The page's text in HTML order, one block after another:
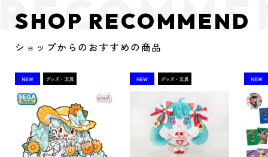
SHOP RECOMMEND
ショップからのおすすめの商品